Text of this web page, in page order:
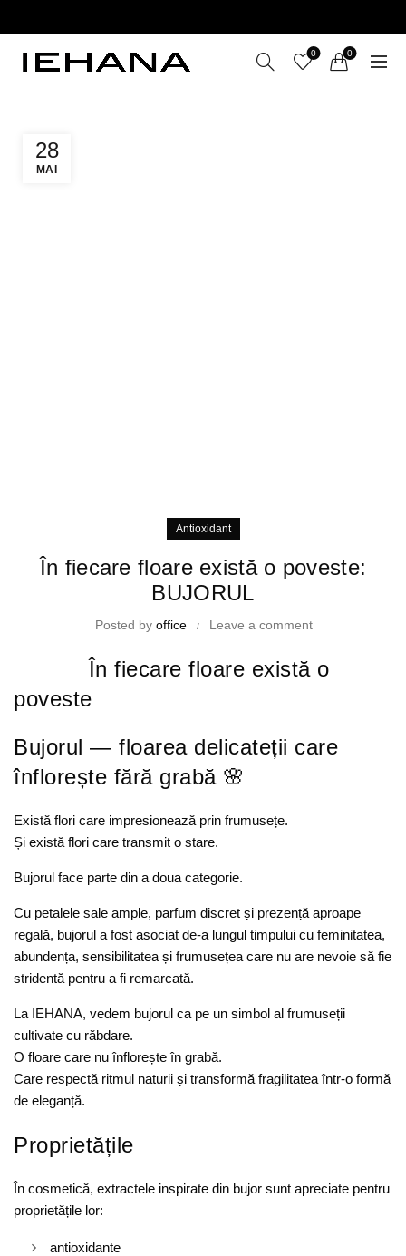
0 0
28
MAI
Antioxidant
În fiecare floare există o poveste:
BUJORUL
Posted by office Leave a comment
În fiecare floare există o
poveste
Bujorul — floarea delicateții care
înflorește fără grabă 🌸
Există flori care impresionează prin frumusețe.
Și există flori care transmit o stare.
Bujorul face parte din a doua categorie.
Cu petalele sale ample, parfum discret și prezență aproape
regală, bujorul a fost asociat de-a lungul timpului cu feminitatea,
abundența, sensibilitatea și frumusețea care nu are nevoie să fie
stridentă pentru a fi remarcată.
La IEHANA, vedem bujorul ca pe un simbol al frumuseții
cultivate cu răbdare.
O floare care nu înflorește în grabă.
Care respectă ritmul naturii și transformă fragilitatea într-o formă
de eleganță.
Proprietățile
În cosmetică, extractele inspirate din bujor sunt apreciate pentru
proprietățile lor:
antioxidante